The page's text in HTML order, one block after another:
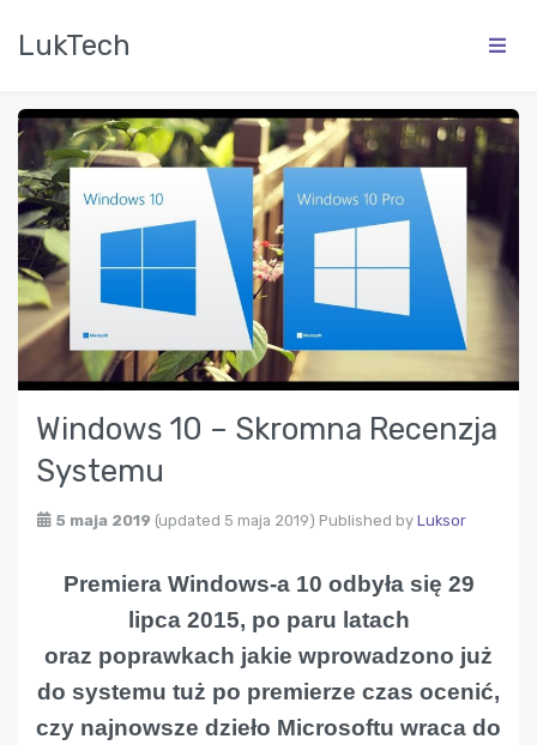
LukTech
Windows 10 – Skromna Recenzja
Systemu
5 maja 2019 (updated 5 maja 2019) Published by Luksor
Premiera Windows-a 10 odbyła się 29
lipca 2015, po paru latach
oraz poprawkach jakie wprowadzono już
do systemu tuż po premierze czas ocenić,
czy najnowsze dzieło Microsoftu wraca do